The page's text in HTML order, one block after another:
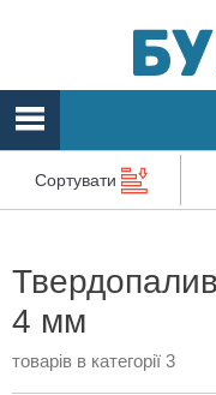
Сортувати
4 мм
товарів в категорії 3